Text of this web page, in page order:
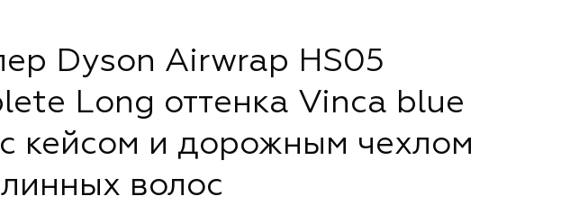
Dyson Airwrap HS05
Long оттенка Vinca blue
кейсом и дорожным чехлом
волос